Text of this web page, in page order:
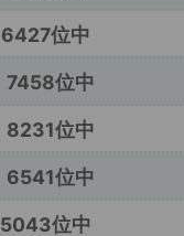
位中
7458位中
8231位中
6541位中
位中